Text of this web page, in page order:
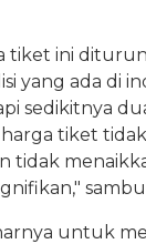
tiket ini
yang ada di
sedikitnya
tiket
tidak
untuk